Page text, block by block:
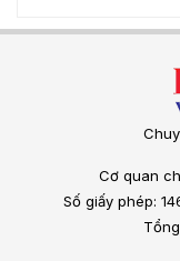
Cơ quan
Số giấy phép: